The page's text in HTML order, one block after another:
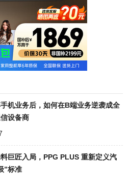
机业务后，如何在B端业务逆袭成全
设备商
巨匠入局，PPG PLUS 重新定义汽
”标准